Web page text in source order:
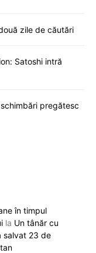
zile de căutări
Satoshi intră
pregătesc
în timpul
la Un tânăr cu
salvat 23 de